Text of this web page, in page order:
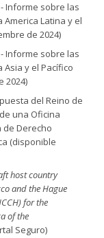
- Informe sobre las
Latina y el
de 2024)
- Informe sobre las
y el Pacífico
2024)
del Reino de
una Oficina
de Derecho
(disponible
host country
and the Hague
for the
of the
Seguro)